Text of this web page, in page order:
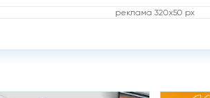
реклама 320x50 px